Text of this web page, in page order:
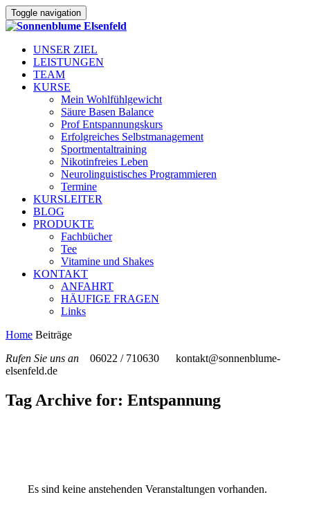
Toggle navigation
UNSER ZIEL
LEISTUNGEN
TEAM
KURSE
Mein Wohlfühlgewicht
Säure Basen Balance
Prof Entspannungskurs
Erfolgreiches Selbstmanagement
Sportmentaltraining
Nikotinfreies Leben
Neurolinguistisches Programmieren
Termine
KURSLEITER
BLOG
PRODUKTE
Fachbücher
Tee
Vitamine und Shakes
KONTAKT
ANFAHRT
HÄUFIGE FRAGEN
Links
Home Beiträge
Rufen Sie uns an
06022 / 710630
kontakt@sonnenblume-
elsenfeld.de
Tag Archive for: Entspannung
Es sind keine anstehenden Veranstaltungen vorhanden.